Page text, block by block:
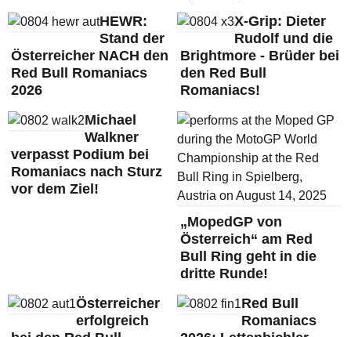
HEWR:
Stand der
Österreicher NACH den
Red Bull Romaniacs
2026
X-Grip: Dieter
Rudolf und die
Brightmore - Brüder bei
den Red Bull
Romaniacs!
Michael
Walkner
verpasst Podium bei
Romaniacs nach Sturz
vor dem Ziel!
„MopedGP von
Österreich“ am Red
Bull Ring geht in die
dritte Runde!
Österreicher
erfolgreich
Red Bull
Romaniacs